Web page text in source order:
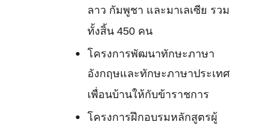
ลาว กัมพูชา และมาเลเซีย รวม
ทั้งสิ้น 450 คน
โครงการพัฒนาทักษะภาษา
อังกฤษและทักษะภาษาประเทศ
เพื่อนบ้านให้กับข้าราชการ
โครงการฝึกอบรมหลักสูตรผู้